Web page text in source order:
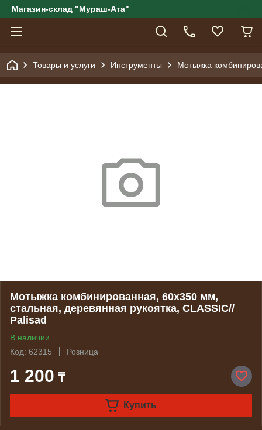
Магазин-склад "Мураш-Ата"
Товары и услуги Инструменты Мотыжка
Мотыжка комбинированная, 60х350 мм,
стальная, деревянная рукоятка, CLASSIC//
Palisad
В наличии
Код: 62315
Розница
1 200 ₸
Купить